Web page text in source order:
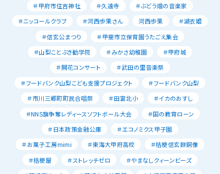
＃甲府市住吉神社
＃久遠寺
＃ぶどう畑の音楽家
＃ニッコールクラブ
＃河西歩果さん 河西歩果
＃湖衣姫
＃信玄公まつり
＃甲斐市立保育園うたごえ集会
＃山梨ことぶき勧学院
＃みかさ幼稚園
＃甲府城
＃開花コンサート
＃武田の里音楽祭
＃フードバンク山梨こども支援プロジェクト
＃フードバンク山梨
＃市川三郷町町民合唱祭
＃田富北小
＃イカのおすし
＃NNS旗争奪レディースソフトボール大会
＃国の教育ローン
＃日本政策金融公庫
＃エコノミクス甲子園
＃お菓子工房mimi
＃東海大甲府高校
＃桔梗信玄餅銅像
＃桔梗屋
＃ストレッチゼロ
＃やまなしクィーンビーズ